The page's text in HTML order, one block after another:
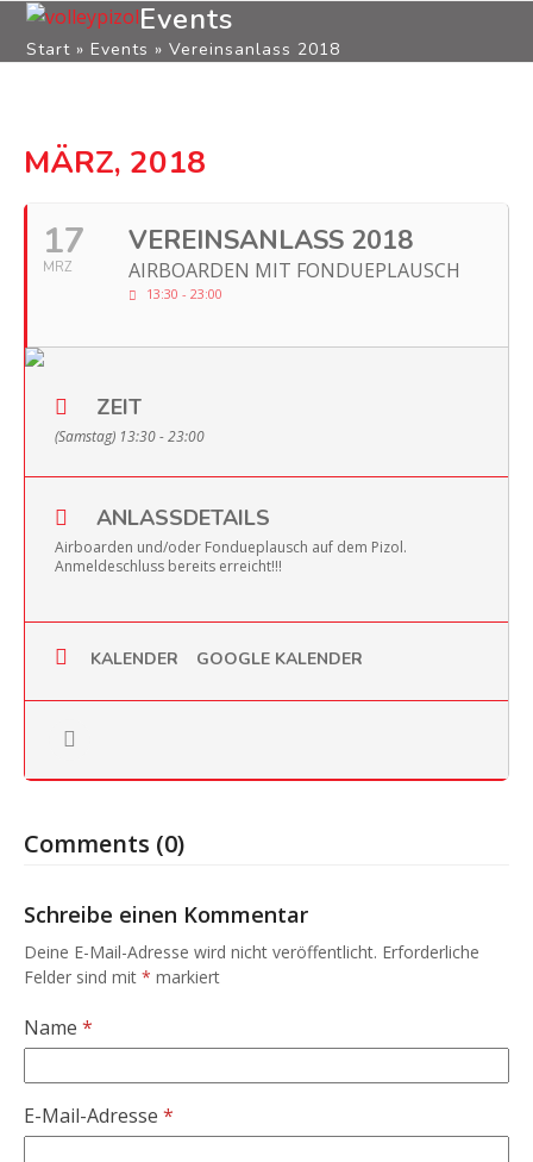
Skip
content
Open
mobile
Close
mobile
Events
Start » Events »Vereinsanlass 2018
MÄRZ, 2018
17
MRZ
VEREINSANLASS 2018
AIRBOARDEN MIT FONDUEPLAUSCH
13:30 - 23:00
ZEIT
(Samstag) 13:30 - 23:00
ANLASSDETAILS
Airboarden und/oder Fondueplausch auf dem Pizol.
Anmeldeschluss bereits erreicht!!!
KALENDER GOOGLE KALENDER
Comments (0)
Schreibe einen Kommentar
Deine E-Mail-Adresse wird nicht veröffentlicht. Erforderliche
Felder sind mit * markiert
Name *
E-Mail-Adresse *